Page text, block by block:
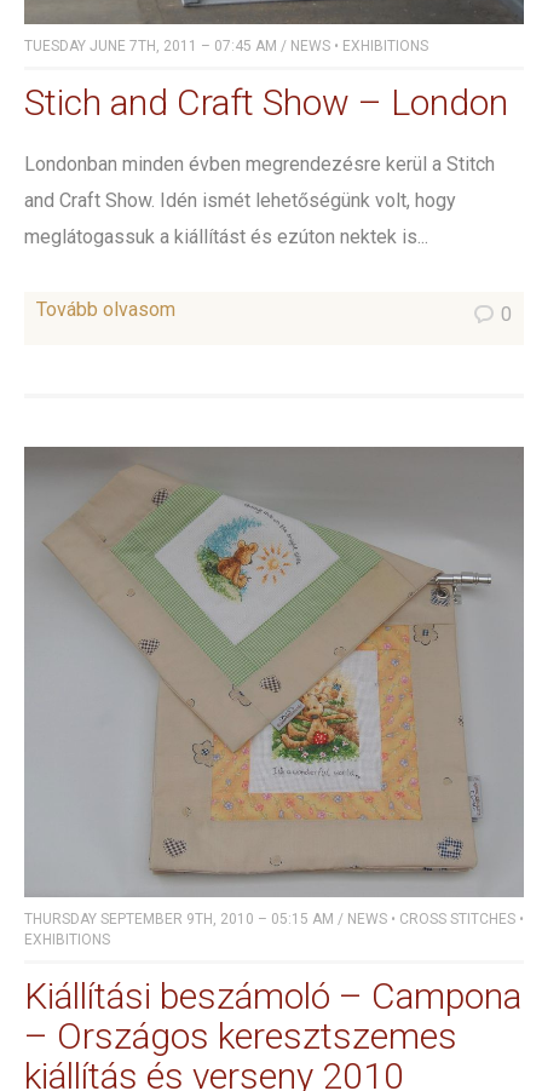
TUESDAY JUNE 7TH, 2011 – 07:45 AM / NEWS • EXHIBITIONS
Stich and Craft Show – London
Londonban minden évben megrendezésre kerül a Stitch
and Craft Show. Idén ismét lehetőségünk volt, hogy
meglátogassuk a kiállítást és ezúton nektek is...
Tovább olvasom 0
THURSDAY SEPTEMBER 9TH, 2010 – 05:15 AM / NEWS • CROSS STITCHES •
EXHIBITIONS
Kiállítási beszámoló – Campona
– Országos keresztszemes
kiállítás és verseny 2010